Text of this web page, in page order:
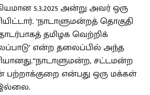
5.3.2025 அன்று அவர் ஒரு
‘நாடாளுமன்றத் தொகுதி
தமிழக வெற்றிக்
என்ற தலைப்பில் அந்த
சட்டமன்ற
பற்றாக்குறை என்பது ஒரு மக்கள்